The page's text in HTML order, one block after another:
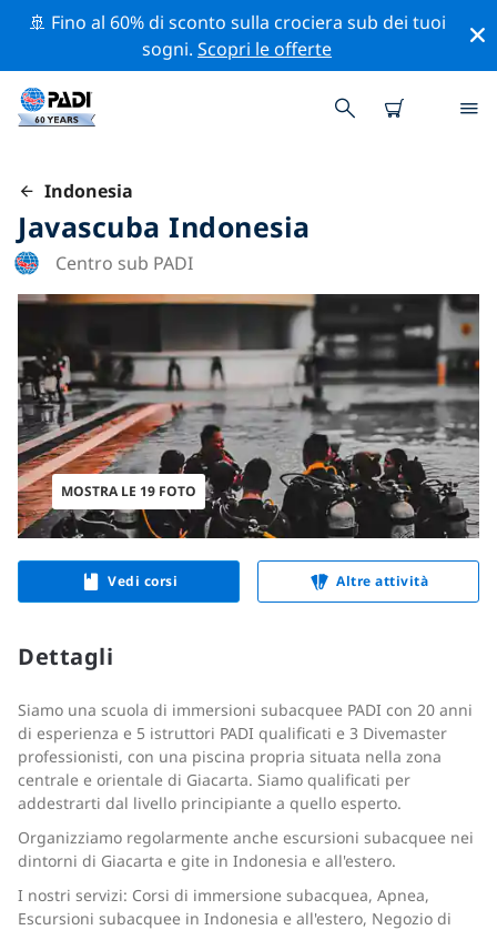
🚢 Fino al 60% di sconto sulla crociera sub dei tuoi
sogni.Scopri le offerte
Indonesia
Javascuba Indonesia
Centro sub PADI
MOSTRA LE 19 FOTO
Vedi corsi Altre attività
Dettagli
Siamo una scuola di immersioni subacquee PADI con 20 anni
di esperienza e 5 istruttori PADI qualificati e 3 Divemaster
professionisti, con una piscina propria situata nella zona
centrale e orientale di Giacarta. Siamo qualificati per
addestrarti dal livello principiante a quello esperto.
Organizziamo regolarmente anche escursioni subacquee nei
dintorni di Giacarta e gite in Indonesia e all'estero.
I nostri servizi: Corsi di immersione subacquea, Apnea,
Escursioni subacquee in Indonesia e all'estero, Negozio di